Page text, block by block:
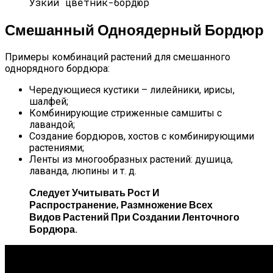
Смешанный Одноядерный Бордюр
Примеры комбинаций растений для смешанного
однорядного бордюра:
Чередующиеся кустики – лилейники, ирисы,
шалфей;
Комбинирующие стриженные самшиты с
лавандой;
Создание бордюров, хостов с комбинирующими
растениями;
Ленты из многообразных растений: душица,
лаванда, люпины и т. д.
Следует Учитывать Рост И
Распространение, Размножение Всех
Видов Растений При Создании Ленточного
Бордюра.